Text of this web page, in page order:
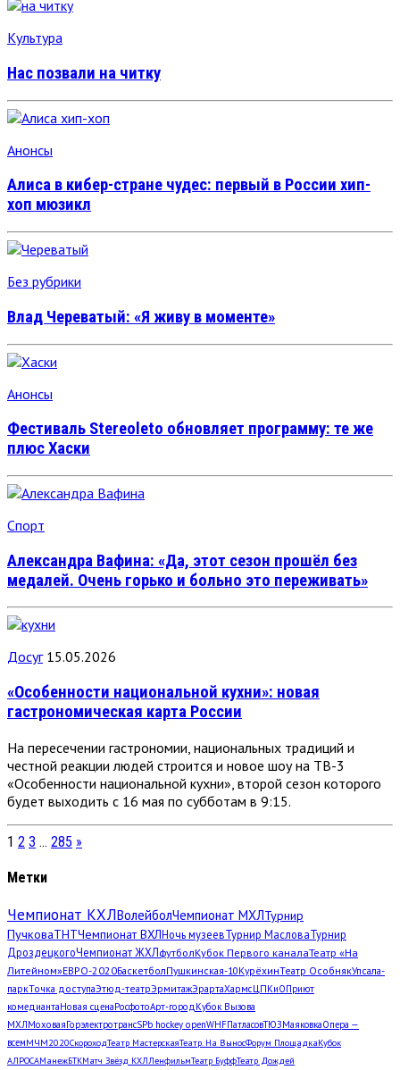
Культура
Нас позвали на читку
Анонсы
Алиса в кибер-стране чудес: первый в России хип-
хоп мюзикл
Без рубрики
Влад Череватый: «Я живу в моменте»
Анонсы
Фестиваль Stereoleto обновляет программу: те же
плюс Хаски
Спорт
Александра Вафина: «Да, этот сезон прошёл без
медалей. Очень горько и больно это переживать»
Досуг 15.05.2026
«Особенности национальной кухни»: новая
гастрономическая карта России
На пересечении гастрономии, национальных традиций и
честной реакции людей строится и новое шоу на ТВ-3
«Особенности национальной кухни», второй сезон которого
будет выходить с 16 мая по субботам в 9:15.
1 2 3 … 285 »
Метки
Чемпионат КХЛВолейболЧемпионат МХЛТурнир
ПучковаТНТЧемпионат ВХЛНочь музеевТурнир МасловаТурнир
ДроздецкогоЧемпионат ЖХЛфутболКубок Первого каналаТеатр «На
Литейном»ЕВРО-2020БаскетболПушкинская-10КурёхинТеатр ОсобнякУпсала-
паркТочка доступаЭтюд-театрЭрмитажЭрартаХармсЦПКиОПриют
комедиантаНовая сценаРосфотоАрт-городКубок Вызова
МХЛМоховаяГорэлектротрансSPb hockey openWHFПатласовТЮЗМаяковкаОпера —
всемМЧМ2020СкороходТеатр МастерскаяТеатр. На ВыносФорум ПлощадкаКубок
АЛРОСАМанежБТКМатч Звёзд КХЛЛенфильмТеатр БуффТеатр Дождей